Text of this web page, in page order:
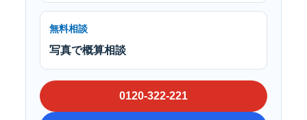
無料相談
写真で概算相談
0120-322-221